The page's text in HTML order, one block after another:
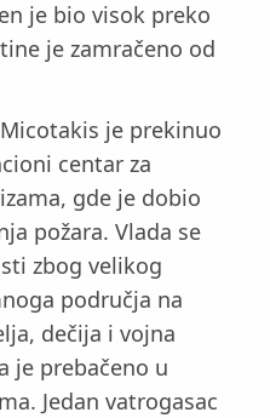
je bio visok preko
je zamračeno od
je prekinuo
centar za
gde je dobio
požara. Vlada se
zbog velikog
područja na
dečija i vojna
je prebačeno u
Jedan vatrogasac